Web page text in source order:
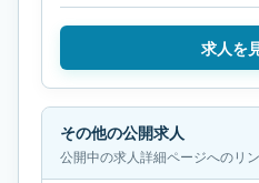
求人を
その他の公開求人
公開中の求人詳細ページへのリ